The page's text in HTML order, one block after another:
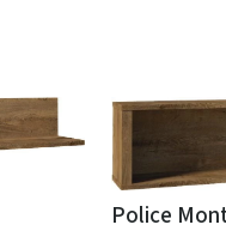
Police